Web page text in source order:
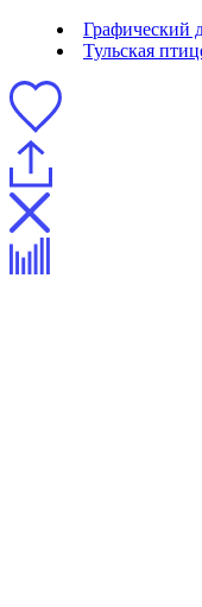
Графический
Тульская